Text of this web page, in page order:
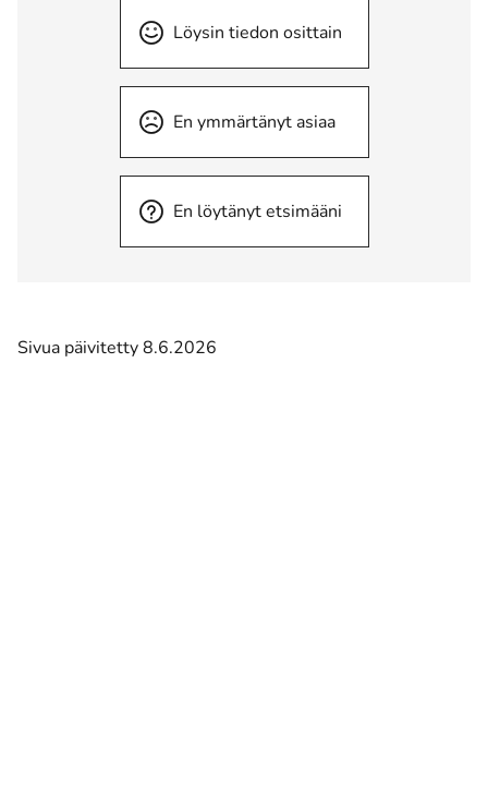
Löysin tiedon osittain
En ymmärtänyt asiaa
En löytänyt etsimääni
Sivua päivitetty 8.6.2026